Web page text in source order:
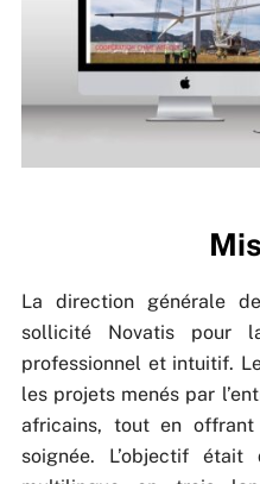
La direction générale
sollicité Novatis pour
professionnel et intuitif.
les projets menés par
africains, tout en
soignée. L’objectif